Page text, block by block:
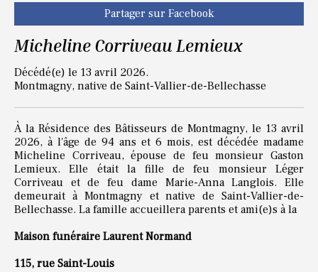
Partager sur Facebook
Micheline Corriveau Lemieux
Décédé(e) le 13 avril 2026.
Montmagny, native de Saint-Vallier-de-Bellechasse
À la Résidence des Bâtisseurs de Montmagny, le 13 avril
2026, à l'âge de 94 ans et 6 mois, est décédée madame
Micheline Corriveau, épouse de feu monsieur Gaston
Lemieux. Elle était la fille de feu monsieur Léger
Corriveau et de feu dame Marie-Anna Langlois. Elle
demeurait à Montmagny et native de Saint-Vallier-de-
Bellechasse. La famille accueillera parents et ami(e)s à la
Maison funéraire Laurent Normand
115, rue Saint-Louis